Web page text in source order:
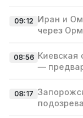
09:12 Иран и
через
08:56 Киевская
—
08:17